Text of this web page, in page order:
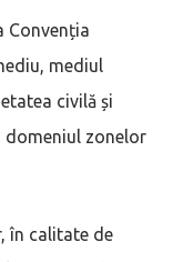
Convenția
mediul
civilă și
domeniul zonelor
în calitate de